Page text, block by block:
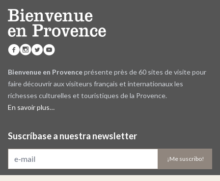
Bienvenue en Provenceprésente près de 60 sites de visite pour
faire découvrir aux visiteurs français et internationaux les
richesses culturelles et touristiques de la Provence.
En savoir plus…
Suscríbase a nuestra newsletter